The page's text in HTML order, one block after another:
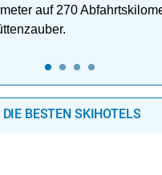
auf 270
DIE BESTEN SKIHOTELS